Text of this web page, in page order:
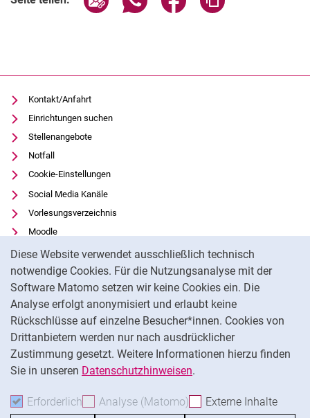
Diese Website verwendet ausschließlich technisch
notwendige Cookies. Für die Nutzungsanalyse mit der
Software Matomo setzen wir keine Cookies ein. Die
Analyse erfolgt anonymisiert und erlaubt keine
Rückschlüsse auf einzelne Besucher*innen. Cookies von
Drittanbietern werden nur nach ausdrücklicher
Zustimmung gesetzt. Weitere Informationen hierzu finden
Sie in unseren Datenschutzhinweisen.
Erforderlich Erforderliche Cookies akzeptieren
Analyse (Matomo) Analyse-Cookies
Externe Inhalte
Kontakt/Anfahrt
Einrichtungen suchen
Stellenangebote
Notfall
Cookie-Einstellungen
Social Media Kanäle
Vorlesungsverzeichnis
Moodle
Panopto
Universitätsbibliothek
Datenschutz
Barrierefreiheit
Transparenter KI-Einsatz